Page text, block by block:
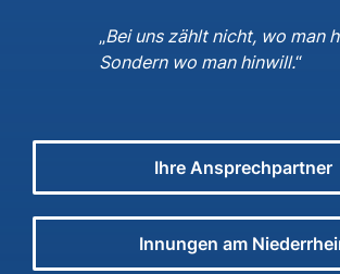
„Bei uns zählt nicht, wo man
Sondern wo man hinwill.“
Ihre Ansprechpartner
Innungen am